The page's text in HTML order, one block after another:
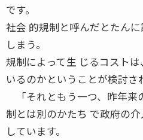
です。
社会 的規制と呼んだとたん
しまう。
規制によって生 じるコスト
いるのかということが検討さ
「それともう一つ、昨年来
制とは別のかたち で政府の
しています。